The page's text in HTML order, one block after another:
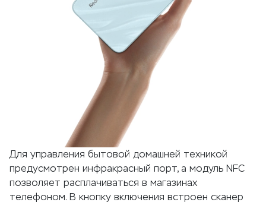
Для управления бытовой домашней техникой
предусмотрен инфракрасный порт, а модуль NFC
позволяет расплачиваться в магазинах
телефоном. В кнопку включения встроен сканер